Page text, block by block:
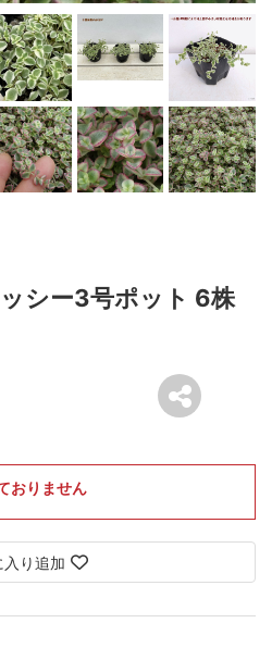
シー3号ポット 6株
おりません
入り追加